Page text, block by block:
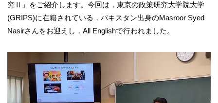
究Ⅱ」をご紹介します。今回は，東京の政策研究大学院大学
(GRIPS)に在籍されている，パキスタン出身のMasroor Syed
Nasirさんをお迎えし，All Englishで行われました。